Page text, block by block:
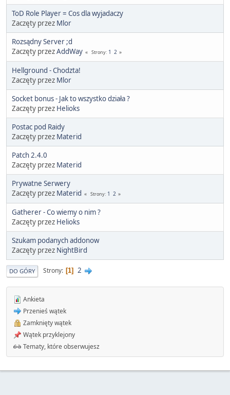
ToD Role Player = Cos dla wyjadaczy
Zaczęty przez Mlor
Rozsądny Server ;d
Zaczęty przezAddWay Strony 1 2
Hellground - Chodzta!
Zaczęty przez Mlor
Socket bonus - Jak to wszystko działa ?
Zaczęty przez Helioks
Postac pod Raidy
Zaczęty przez Materid
Patch 2.4.0
Zaczęty przez Materid
Prywatne Serwery
Zaczęty przez Materid Strony 1 2
Gatherer - Co wiemy o nim ?
Zaczęty przez Helioks
Szukam podanych addonow
Zaczęty przez NightBird
DO GÓRY Strony 1 2
Ankieta
Przenieś wątek
Zamknięty wątek
Wątek przyklejony
Tematy, które obserwujesz